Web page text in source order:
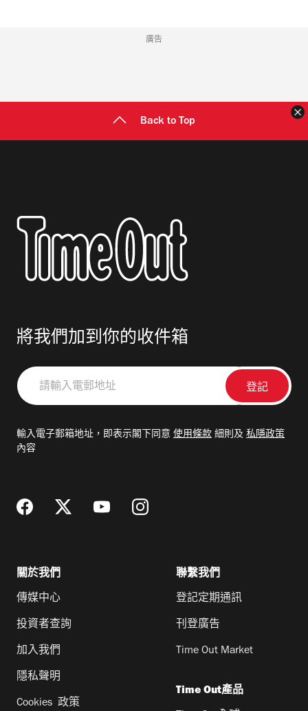
廣告
Back to Top
將我們加到你的收件箱
請
輸
郵
輸入電子郵箱地址，即表示閣下同意 使用條款 細則及 私隱政策
內容
關於我們
傳媒中心
投資者查詢
加入我們
隱私聲明
Cookies 政策
聯繫我們
登記定期通訊
刊登廣告
Time Out Market
Time Out產品